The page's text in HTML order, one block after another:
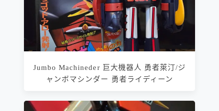
Jumbo Machineder 巨大機器人 勇者萊汀/ジ
ャンボマシンダー 勇者ライディーン